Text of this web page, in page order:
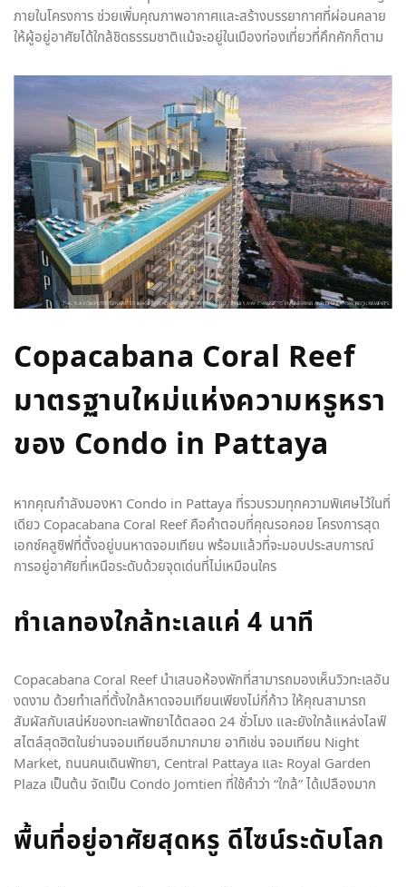
ภายในโครงการ ช่วยเพิ่มคุณภาพอากาศและสร้างบรรยากาศที่ผ่อนคลาย
ให้ผู้อยู่อาศัยได้ใกล้ชิดธรรมชาติแม้จะอยู่ในเมืองท่องเที่ยวที่คึกคักก็ตาม
Copacabana Coral Reef
มาตรฐานใหม่แห่งความหรูหรา
ของ Condo in Pattaya
หากคุณกำลังมองหา Condo in Pattaya ที่รวบรวมทุกความพิเศษไว้ในที่
เดียว Copacabana Coral Reef คือคำตอบที่คุณรอคอย โครงการสุด
เอกซ์คลูซิฟที่ตั้งอยู่บนหาดจอมเทียน พร้อมแล้วที่จะมอบประสบการณ์
การอยู่อาศัยที่เหนือระดับด้วยจุดเด่นที่ไม่เหมือนใคร
ทำเลทองใกล้ทะเลแค่ 4 นาที
Copacabana Coral Reef นำเสนอห้องพักที่สามารถมองเห็นวิวทะเลอัน
งดงาม ด้วยทำเลที่ตั้งใกล้หาดจอมเทียนเพียงไม่กี่ก้าว ให้คุณสามารถ
สัมผัสกับเสน่ห์ของทะเลพัทยาได้ตลอด 24 ชั่วโมง และยังใกล้แหล่งไลฟ์
สไตล์สุดฮิตในย่านจอมเทียนอีกมากมาย อาทิเช่น จอมเทียน Night
Market, ถนนคนเดินพัทยา, Central Pattaya และ Royal Garden
Plaza เป็นต้น จัดเป็น Condo Jomtien ที่ใช้คำว่า “ใกล้” ได้เปลืองมาก
พื้นที่อยู่อาศัยสุดหรู ดีไซน์ระดับโลก